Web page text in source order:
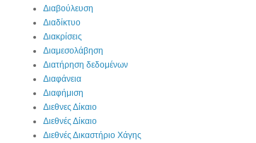
Διαβούλευση
Διαδίκτυο
Διακρίσεις
Διαμεσολάβηση
Διατήρηση δεδομένων
Διαφάνεια
Διαφήμιση
Διεθνες Δίκαιο
Διεθνές Δίκαιο
Διεθνές Δικαστήριο Χάγης